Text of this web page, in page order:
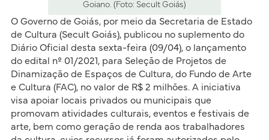
Goiano. (Foto: Secult Goiás)
O Governo de Goiás, por meio da Secretaria de Estado
de Cultura (Secult Goiás), publicou no suplemento do
Diário Oficial desta sexta-feira (09/04), o lançamento
do edital nº 01/2021, para Seleção de Projetos de
Dinamização de Espaços de Cultura, do Fundo de Arte
e Cultura (FAC), no valor de R$ 2 milhões. A iniciativa
visa apoiar locais privados ou municipais que
promovam atividades culturais, eventos e festivais de
arte, bem como geração de renda aos trabalhadores